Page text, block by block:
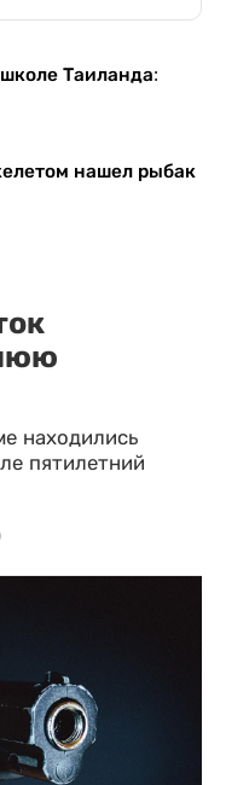
Таиланда:
нашел рыбак
находились
пятилетний